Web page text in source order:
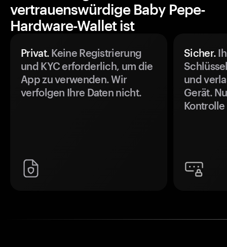
vertrauenswürdige Baby Pepe-
Hardware-Wallet ist
Privat. Keine Registrierung
und KYC erforderlich, um die
App zu verwenden. Wir
verfolgen Ihre Daten nicht.
Sicher.
und
Gerät.